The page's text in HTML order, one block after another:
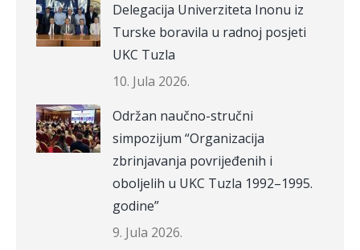
Delegacija Univerziteta Inonu iz
Turske boravila u radnoj posjeti
UKC Tuzla
10. Jula 2026.
Održan naučno-stručni
simpozijum “Organizacija
zbrinjavanja povrijeđenih i
oboljelih u UKC Tuzla 1992–1995.
godine”
9. Jula 2026.